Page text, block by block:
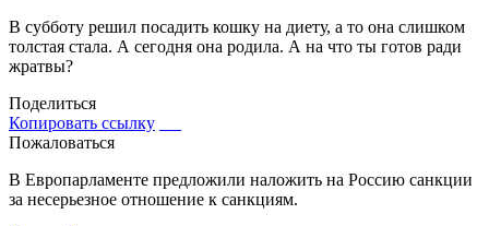
В субботу решил посадить кошку на диету, а то она слишком
толстая стала. А сегодня она родила. А на что ты готов ради
жратвы?
Поделиться
Копировать ссылку
Пожаловаться
В Европарламенте предложили наложить на Россию санкции
за несерьезное отношение к санкциям.